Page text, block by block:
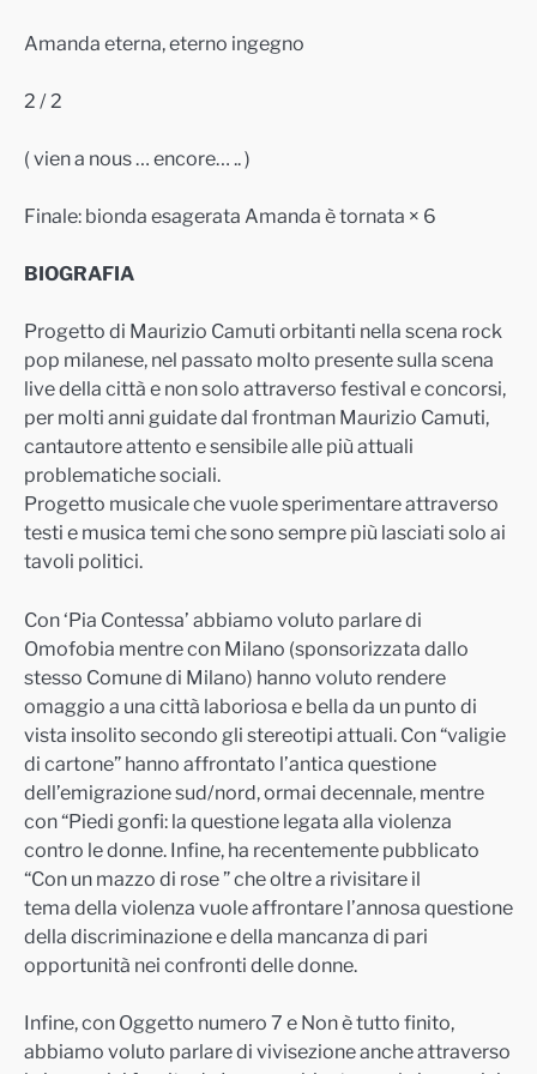
Amanda eterna, eterno ingegno
2 / 2
( vien a nous … encore… .. )
Finale: bionda esagerata Amanda è tornata × 6
BIOGRAFIA
Progetto di Maurizio Camuti orbitanti nella scena rock
pop milanese, nel passato molto presente sulla scena
live della città e non solo attraverso festival e concorsi,
per molti anni guidate dal frontman Maurizio Camuti,
cantautore attento e sensibile alle più attuali
problematiche sociali.
Progetto musicale che vuole sperimentare attraverso
testi e musica temi che sono sempre più lasciati solo ai
tavoli politici.
Con ‘Pia Contessa’ abbiamo voluto parlare di
Omofobia mentre con Milano (sponsorizzata dallo
stesso Comune di Milano) hanno voluto rendere
omaggio a una città laboriosa e bella da un punto di
vista insolito secondo gli stereotipi attuali. Con “valigie
di cartone” hanno affrontato l’antica questione
dell’emigrazione sud/nord, ormai decennale, mentre
con “Piedi gonfi: la questione legata alla violenza
contro le donne. Infine, ha recentemente pubblicato
“Con un mazzo di rose ” che oltre a rivisitare il
tema della violenza vuole affrontare l’annosa questione
della discriminazione e della mancanza di pari
opportunità nei confronti delle donne.
Infine, con Oggetto numero 7 e Non è tutto finito,
abbiamo voluto parlare di vivisezione anche attraverso